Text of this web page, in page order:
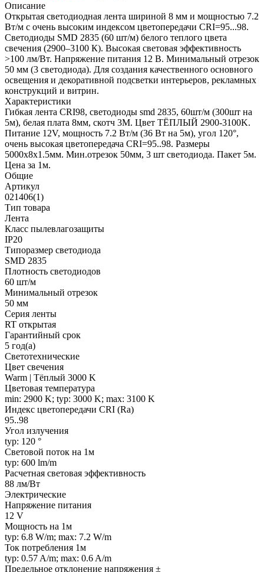
Описание
Открытая светодиодная лента шириной 8 мм и мощностью 7.2
Вт/м с очень высоким индексом цветопередачи CRI=95...98.
Светодиоды SMD 2835 (60 шт/м) белого теплого цвета
свечения (2900–3100 К). Высокая световая эффективность
>100 лм/Вт. Напряжение питания 12 В. Минимальный отрезок
50 мм (3 светодиода). Для создания качественного основного
освещения и декоративной подсветки интерьеров, рекламных
конструкций и витрин.
Характеристики
Гибкая лента CRI98, светодиоды smd 2835, 60шт/м (300шт на
5м), белая плата 8мм, скотч 3М. Цвет ТЁПЛЫЙ 2900-3100K.
Питание 12V, мощность 7.2 Вт/м (36 Вт на 5м), угол 120°,
очень высокая цветопередача CRI=95..98. Размеры
5000х8x1.5мм. Мин.отрезок 50мм, 3 шт светодиода. Пакет 5м.
Цена за 1м.
Общие
Артикул
021406(1)
Тип товара
Лента
Класс пылевлагозащиты
IP20
Типоразмер светодиода
SMD 2835
Плотность светодиодов
60 шт/м
Минимальный отрезок
50 мм
Серия ленты
RT открытая
Гарантийный срок
5 год(а)
Светотехнические
Цвет свечения
Warm | Тёплый 3000 K
Цветовая температура
min: 2900 K; typ: 3000 K; max: 3100 K
Индекс цветопередачи CRI (Ra)
95..98
Угол излучения
typ: 120 °
Световой поток на 1м
typ: 600 lm/m
Расчетная световая эффективность
88 лм/Вт
Электрические
Напряжение питания
12 V
Мощность на 1м
typ: 6.8 W/m; max: 7.2 W/m
Ток потребления 1м
typ: 0.57 A/m; max: 0.6 A/m
Предельное отклонение напряжения ±